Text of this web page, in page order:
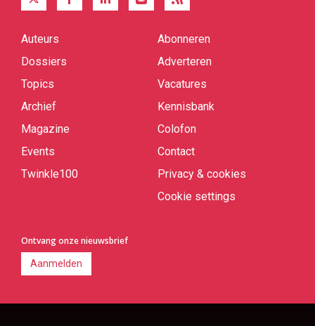
Quick
Auteurs
Dossiers
Topics
Archief
Magazine
Events
Twinkle100
Abonneren
Adverteren
Vacatures
Kennisbank
Colofon
Contact
Privacy & cookies
Cookie settings
Ontvang onze nieuwsbrief
Aanmelden